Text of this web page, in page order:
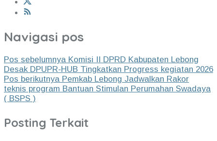
Navigasi pos
Pos sebelumnya Komisi II DPRD Kabupaten Lebong
Desak DPUPR-HUB Tingkatkan Progress kegiatan 2026
Pos berikutnya Pemkab Lebong Jadwalkan Rakor
teknis program Bantuan Stimulan Perumahan Swadaya
( BSPS )
Posting Terkait